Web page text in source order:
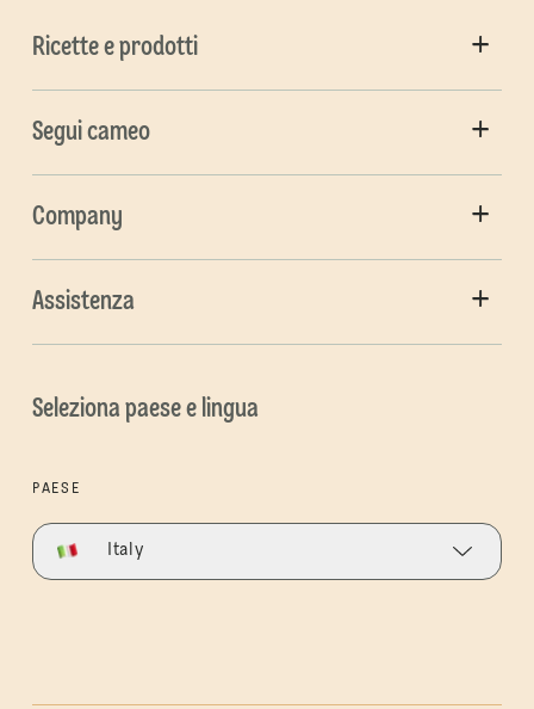
Ricette e prodotti
Segui cameo
Company
Assistenza
Seleziona paese e lingua
PAESE
Italy